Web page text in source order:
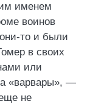
именем
воинов
то и были
в своих
или
«варвары», —
не